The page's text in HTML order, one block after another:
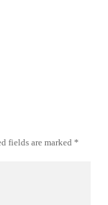
fields are marked *